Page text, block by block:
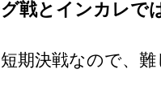
グ戦とインカレで
期決戦なので、